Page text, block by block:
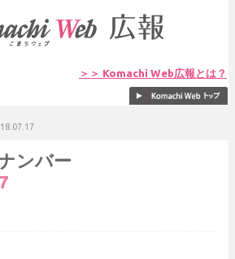
＞＞ Komachi Web広報とは？
ンバー